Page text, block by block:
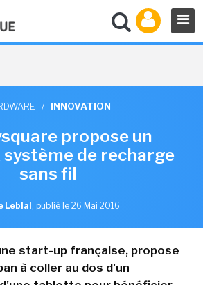
/ INNOVATION
propose un
de recharge
sans fil
Leblal , publié le 26 Mai 2016
start-up française, propose
à coller au dos d'un